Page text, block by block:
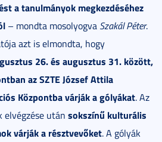
a tanulmányok megkezdéséhez
– mondta mosolyogva Szakál Péter.
azt is elmondta, hogy
26. és augusztus 31. között,
az SZTE József Attila
Központba várják a gólyákat. Az
után sokszínű kulturális
várják a résztvevőket. A gólyák